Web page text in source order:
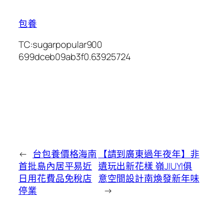
包養
TC:sugarpopular900
699dceb09ab3f0.63925724
← 台包養價格海南
首批島內居平易近
日用花費品免稅店
停業
【請到廣東過年夜年】非
遺玩出新花樣 嶺JIUYI俱
意空間設計南煥發新年味
→